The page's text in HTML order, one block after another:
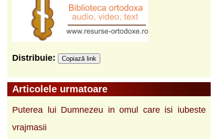
Distribuie: Copiază link
Articolele urmatoare
Puterea lui Dumnezeu in omul care isi iubeste
vrajmasii